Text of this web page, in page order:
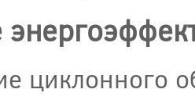
циклонного